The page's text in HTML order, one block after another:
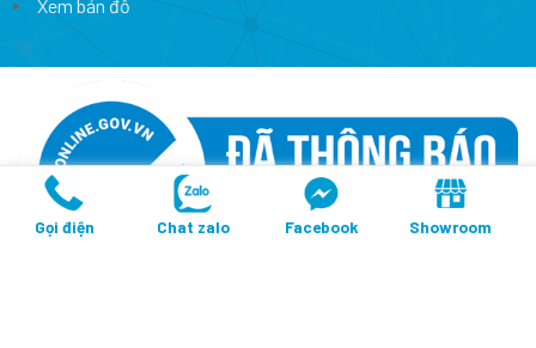
Xem bản đồ
Gọi điện Chat zalo Facebook Showroom